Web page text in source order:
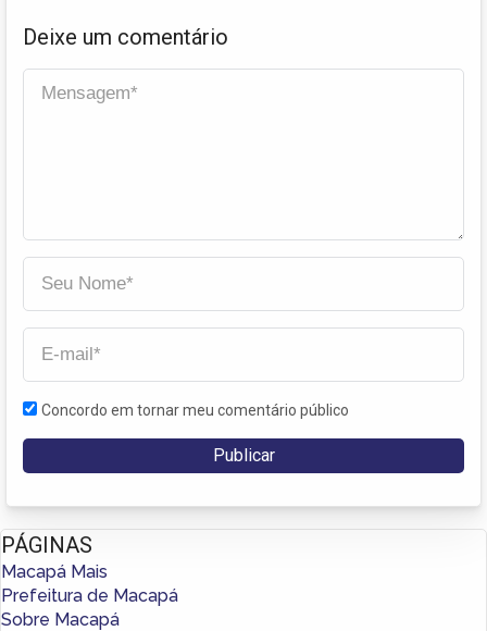
Deixe um comentário
Concordo em tornar meu comentário público
PÁGINAS
Macapá Mais
Prefeitura de Macapá
Sobre Macapá